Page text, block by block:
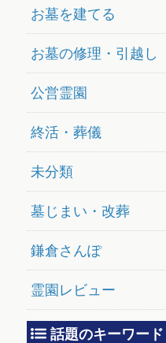
お墓を建てる
お墓の修理・引越し
公営霊園
終活・葬儀
未分類
墓じまい・改葬
鎌倉さんぽ
霊園レビュー
話題のキーワード